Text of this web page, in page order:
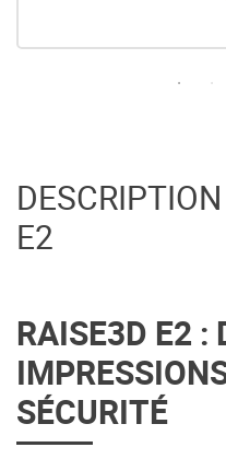
E2
RAISE3D E2 :
SÉCURITÉ